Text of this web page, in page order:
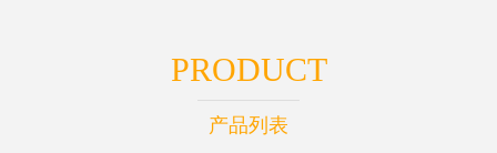
PRODUCT
产品列表